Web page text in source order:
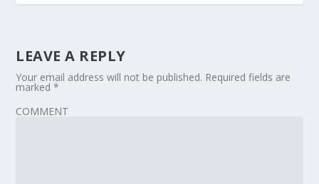
LEAVE A REPLY
Your email address will not be published. Required fields are
marked*
COMMENT